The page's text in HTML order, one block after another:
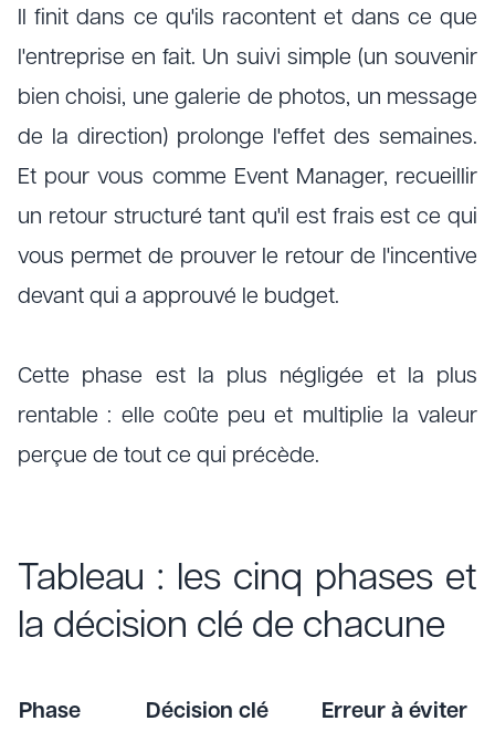
Il finit dans ce qu'ils racontent et dans ce que
l'entreprise en fait. Un suivi simple (un souvenir
bien choisi, une galerie de photos, un message
de la direction) prolonge l'effet des semaines.
Et pour vous comme Event Manager, recueillir
un retour structuré tant qu'il est frais est ce qui
vous permet de prouver le retour de l'incentive
devant qui a approuvé le budget.
Cette phase est la plus négligée et la plus
rentable : elle coûte peu et multiplie la valeur
perçue de tout ce qui précède.
Tableau : les cinq phases et
la décision clé de chacune
Phase Décision clé Erreur à éviter